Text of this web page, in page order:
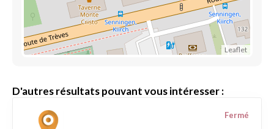
Leaflet
D'autres résultats pouvant vous intéresser :
Fermé